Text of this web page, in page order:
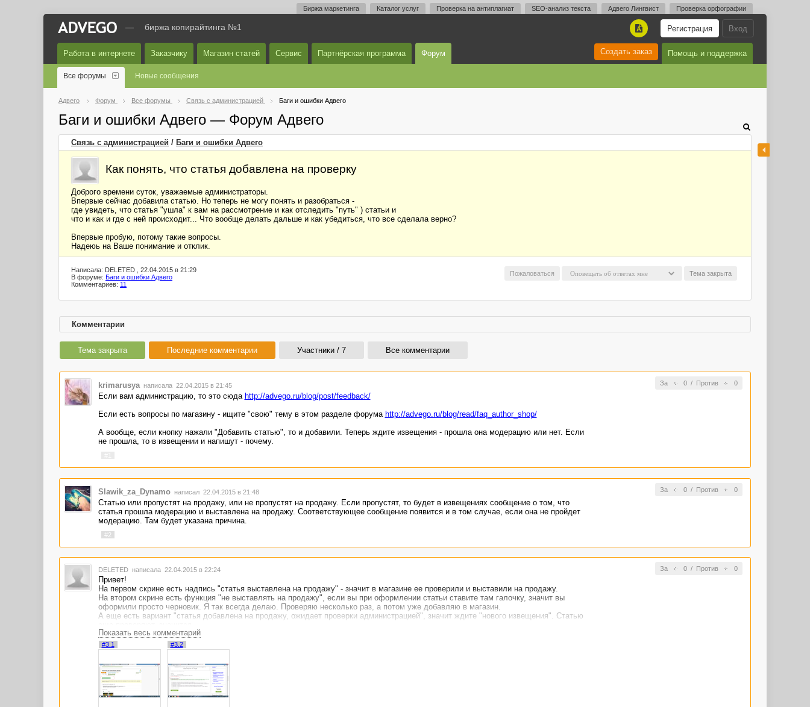
Биржа маркетинга Каталог услуг Проверка на антиплагиат SEO-анализ текста Адвего Лингвист Проверка орфографии
Вход
Регистрация
A
— биржа копирайтинга №1
Работа в интернете Заказчику Магазин статей Сервис Партнёрская программа Форум Помощь и поддержка
Создать заказ
Все форумы Новые сообщения
Адвего Форум Все форумы Связь с администрацией Баги и ошибки Адвего
Баги и ошибки Адвего — Форум Адвего
Связь с администрацией / Баги и ошибки Адвего
Как понять, что статья добавлена на проверку
Доброго времени суток, уважаемые администраторы.
Впервые сейчас добавила статью. Но теперь не могу понять и разобраться -
где увидеть, что статья "ушла" к вам на рассмотрение и как отследить "путь" ) статьи и
что и как и где с ней происходит... Что вообще делать дальше и как убедиться, что все сделала верно?
Впервые пробую, потому такие вопросы.
Надеюь на Ваше понимание и отклик.
Тема закрыта
Пожаловаться
Написала: DELETED , 22.04.2015 в 21:29
В форуме: Баги и ошибки Адвего
Комментариев: 11
Комментарии
Тема закрыта Последние комментарии Участники / 7 Все комментарии
За 0/ Против 0
krimarusya написала 22.04.2015 в 21:45
Если вам администрацию, то это сюда http://advego.ru/blog/post/feedback/
Если есть вопросы по магазину - ищите "свою" тему в этом разделе форума http://advego.ru/blog/read/faq_author_shop/
А вообще, если кнопку нажали "Добавить статью", то и добавили. Теперь ждите извещения - прошла она модерацию или нет. Если
не прошла, то в извещении и напишут - почему.
За 0/ Против 0
Slawik_za_Dynamo написал 22.04.2015 в 21:48
Статью или пропустят на продажу, или не пропустят на продажу. Если пропустят, то будет в извещениях сообщение о том, что
статья прошла модерацию и выставлена на продажу. Соответствующее сообщение появится и в том случае, если она не пройдет
модерацию. Там будет указана причина.
#2
За 0/ Против 0
DELETED написала 22.04.2015 в 22:24
Привет!
На первом скрине есть надпись "статья выставлена на продажу" - значит в магазине ее проверили и выставили на продажу.
На втором скрине есть функция "не выставлять на продажу", если вы при оформлении статьи ставите там галочку, значит вы
оформили просто черновик. Я так всегда делаю. Проверяю несколько раз, а потом уже добавляю в магазин.
А еще есть вариант "статья добавлена на продажу, ожидает проверки администрацией", значит ждите "нового извещения". Статью
Показать весь комментарий
#3.1 #3.2